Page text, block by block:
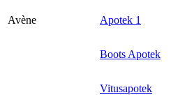
Avène Apotek 1
Boots Apotek
Vitusapotek